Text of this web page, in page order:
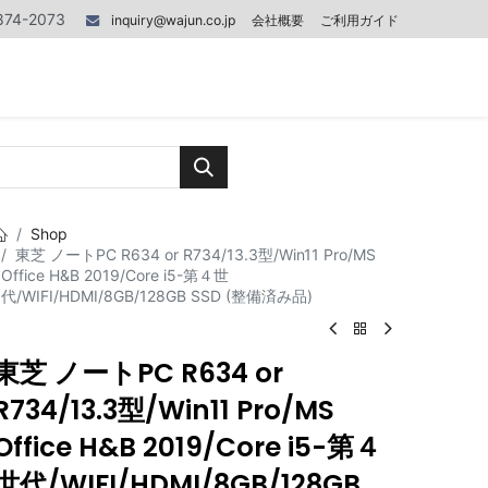
2073 inquiry@wajun.co.jp 会社概要 ご利用ガイド
Shop
東芝 ノートPC R634 or R734/13.3型/Win11 Pro/MS
Office H&B 2019/Core i5-第４世
代/WIFI/HDMI/8GB/128GB SSD (整備済み品)
芝 ノートPC R634 or
13.3型/Win11 Pro/MS
H&B 2019/Core i5-第４